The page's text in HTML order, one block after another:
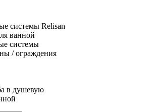
системы Relisan
ванной
системы
/ ограждения
в душевую